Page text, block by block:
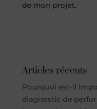
de mon projet.
Articles récents
Pourquoi est-il
diagnostic de